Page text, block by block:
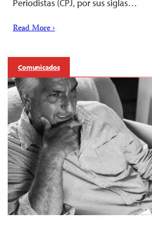
Periodistas (CPJ, por sus siglas…
Read More ›
Comunicados